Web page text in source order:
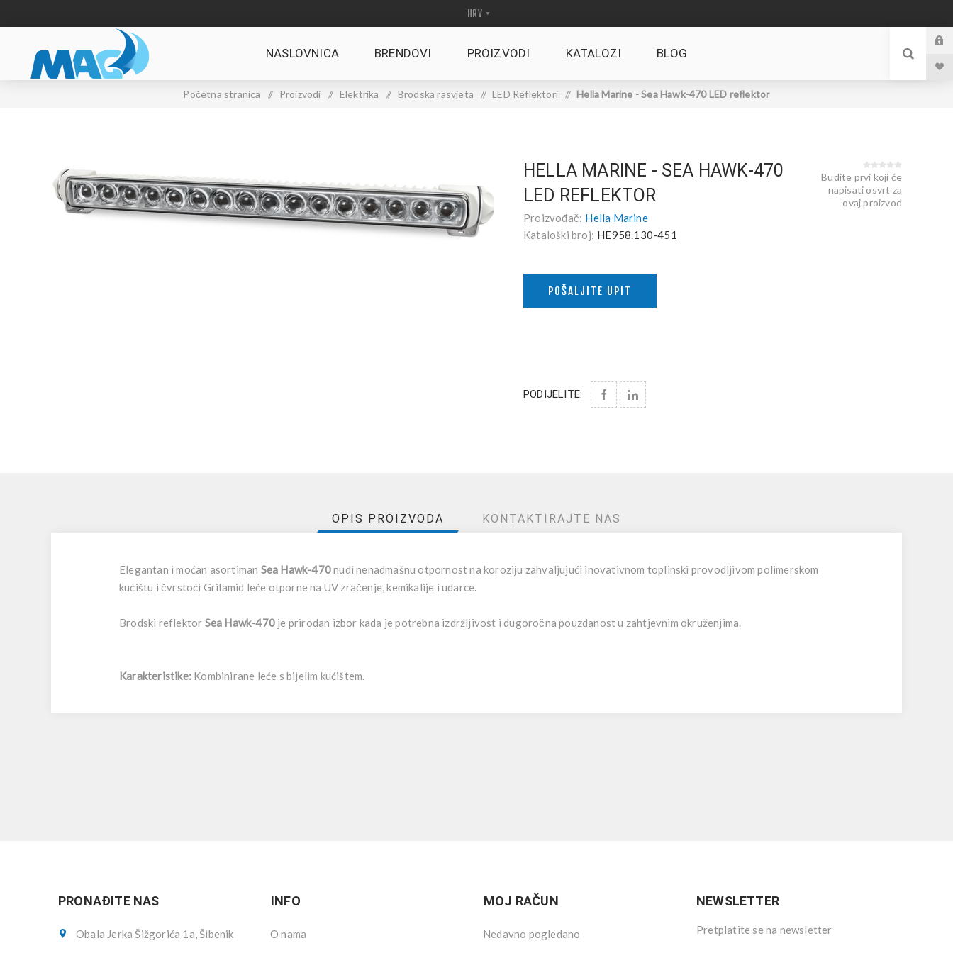
NASLOVNICA BRENDOVI PROIZVODI KATALOZI BLOG
Početna stranica / Proizvodi / Elektrika / Brodska rasvjeta / LED Reflektori / Hella Marine - Sea Hawk-470 LED reflektor
HELLA MARINE - SEA HAWK-470
LED REFLEKTOR
Proizvođač: Hella Marine
Kataloški broj: HE958.130-451
Budite prvi koji će
napisati osvrt za
ovaj proizvod
POŠALJITE UPIT
PODIJELITE:
OPIS PROIZVODA KONTAKTIRAJTE NAS
Elegantan i moćan asortiman Sea Hawk-470nudi nenadmašnu otpornost na koroziju zahvaljujući inovativnom toplinski provodljivom polimerskom
kućištu i čvrstoći Grilamid leće otporne na UV zračenje, kemikalije i udarce.
Brodski reflektor Sea Hawk-470 je prirodan izbor kada je potrebna izdržljivost i dugoročna pouzdanost u zahtjevnim okruženjima.
Karakteristike: Kombinirane leće s bijelim kućištem.
PRONAĐITE NAS
Obala Jerka Šižgorića 1a, Šibenik
INFO
O nama
MOJ RAČUN
Nedavno pogledano
NEWSLETTER
Pretplatite se na newsletter